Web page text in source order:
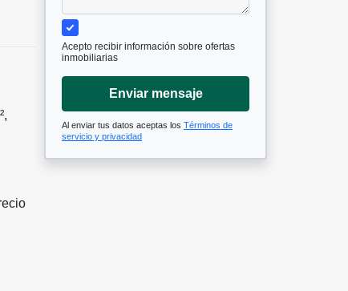
Acepto recibir información sobre ofertas
inmobiliarias
Enviar mensaje
Al enviar tus datos aceptas los Términos de
servicio y privacidad